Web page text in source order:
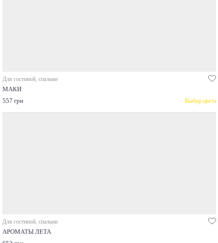
Для гостиной, спальни
МАКИ
557 грн
Выбор цвета
Для гостиной, спальни
АРОМАТЫ ЛЕТА